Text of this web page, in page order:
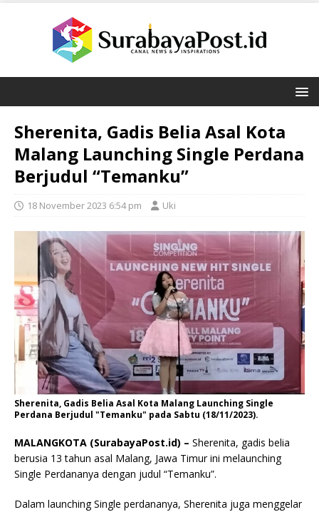
Sherenita, Gadis Belia Asal Kota
Malang Launching Single Perdana
Berjudul “Temanku”
18 November 2023 6:54 pm Uki
Sherenita, Gadis Belia Asal Kota Malang Launching Single
Perdana Berjudul "Temanku" pada Sabtu (18/11/2023).
MALANGKOTA (SurabayaPost.id) – Sherenita, gadis belia
berusia 13 tahun asal Malang, Jawa Timur ini melaunching
Single Perdananya dengan judul “Temanku”.
Dalam launching Single perdananya, Sherenita juga menggelar